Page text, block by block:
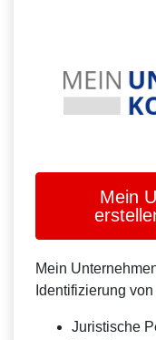
Mein
Mein
Identifizierung
Juristische